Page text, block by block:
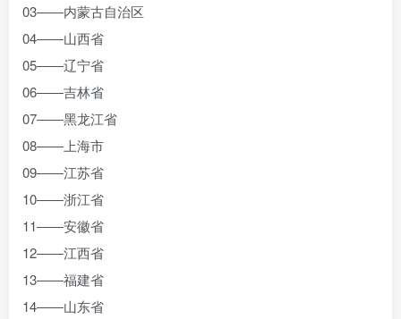
03――内蒙古自治区
04――山西省
05――辽宁省
06――吉林省
07――黑龙江省
08――上海市
09――江苏省
10――浙江省
11――安徽省
12――江西省
13――福建省
14――山东省